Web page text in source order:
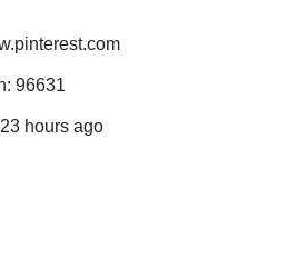
96631
hours ago